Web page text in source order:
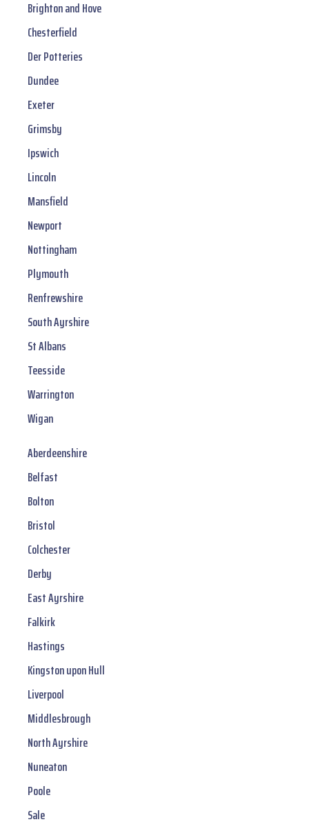
Brighton and Hove
Chesterfield
Der Potteries
Dundee
Exeter
Grimsby
Ipswich
Lincoln
Mansfield
Newport
Nottingham
Plymouth
Renfrewshire
South Ayrshire
St Albans
Teesside
Warrington
Wigan
Aberdeenshire
Belfast
Bolton
Bristol
Colchester
Derby
East Ayrshire
Falkirk
Hastings
Kingston upon Hull
Liverpool
Middlesbrough
North Ayrshire
Nuneaton
Poole
Sale